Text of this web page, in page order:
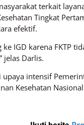
terkait
Tingkat
efektif.
IGD karena FKTP
jelas Darlis.
intensif
Kesehatan